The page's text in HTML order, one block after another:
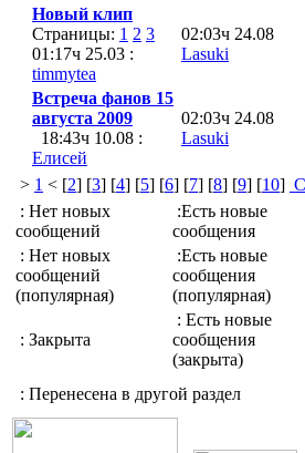
Новый клип
Страницы: 1 2 3
01:17ч 25.03 :
timmytea
02:03ч 24.08
Lasuki
Встреча фанов 15
августа 2009
18:43ч 10.08 :
Елисей
02:03ч 24.08
Lasuki
> 1 < [2] [3] [4] [5] [6] [7] [8] [9] [10]
: Нет новых
сообщений
:Есть новые
сообщения
: Нет новых
сообщений
(популярная)
:Есть новые
сообщения
(популярная)
: Закрыта
: Есть новые
сообщения
(закрыта)
: Перенесена в другой раздел